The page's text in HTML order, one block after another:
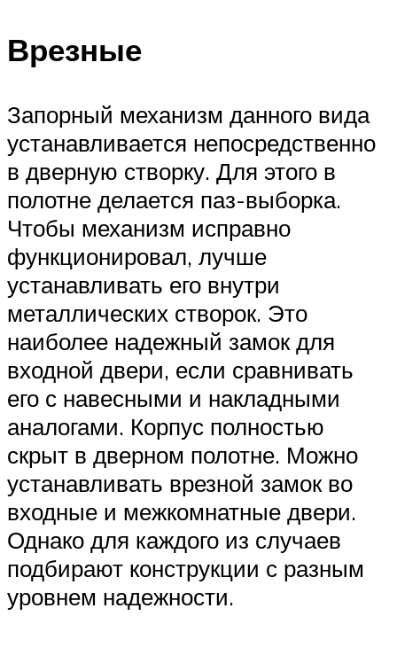
Врезные
Запорный механизм данного вида
устанавливается непосредственно
в дверную створку. Для этого в
полотне делается паз-выборка.
Чтобы механизм исправно
функционировал, лучше
устанавливать его внутри
металлических створок. Это
наиболее надежный замок для
входной двери, если сравнивать
его с навесными и накладными
аналогами. Корпус полностью
скрыт в дверном полотне. Можно
устанавливать врезной замок во
входные и межкомнатные двери.
Однако для каждого из случаев
подбирают конструкции с разным
уровнем надежности.